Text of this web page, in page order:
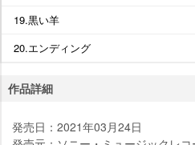
19.黒い羊
20.エンディング
作品詳細
発売日：2021年03月24日